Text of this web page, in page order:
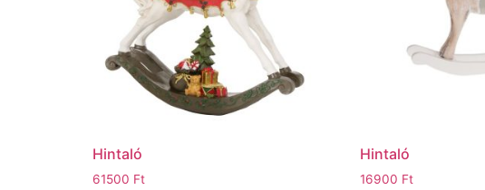
Hintaló
61500 Ft
Hintaló
16900 Ft